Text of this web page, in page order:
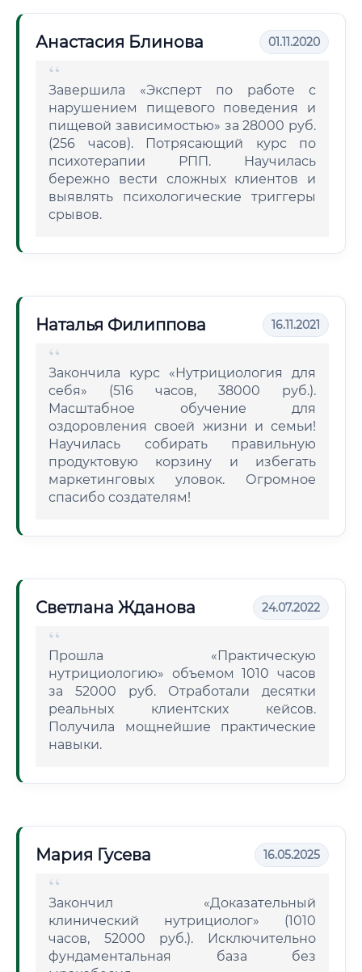
Анастасия Блинова 01.11.2020
Завершила «Эксперт по работе с
нарушением пищевого поведения и
пищевой зависимостью» за 28000 руб.
(256 часов). Потрясающий курс по
психотерапии РПП. Научилась
бережно вести сложных клиентов и
выявлять психологические триггеры
срывов.
Наталья Филиппова 16.11.2021
Закончила курс «Нутрициология для
себя» (516 часов, 38000 руб.).
Масштабное обучение для
оздоровления своей жизни и семьи!
Научилась собирать правильную
продуктовую корзину и избегать
маркетинговых уловок. Огромное
спасибо создателям!
Светлана Жданова 24.07.2022
Прошла «Практическую
нутрициологию» объемом 1010 часов
за 52000 руб. Отработали десятки
реальных клиентских кейсов.
Получила мощнейшие практические
навыки.
Мария Гусева 16.05.2025
Закончил «Доказательный
клинический нутрициолог» (1010
часов, 52000 руб.). Исключительно
фундаментальная база без